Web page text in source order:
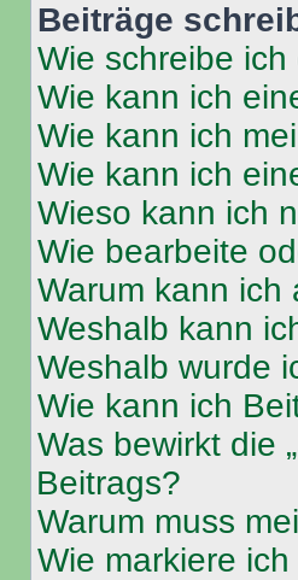
Beiträge
Wie schreibe ich
Wie kann ich
Wie kann ich
Wie kann ich
Wieso kann ich
Wie bearbeite
Warum kann ich
Weshalb kann
Weshalb wurde
Wie kann ich
Was bewirkt die
Beitrags?
Warum muss
Wie markiere